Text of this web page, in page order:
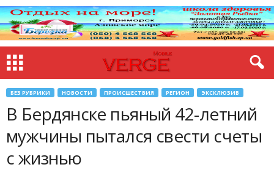
БЕЗ РУБРИКИ НОВОСТИ ПРОИСШЕСТВИЯ РЕГИОН ЭКСКЛЮЗИВ
В Бердянске пьяный 42-летний
мужчины пытался свести счеты
с жизнью